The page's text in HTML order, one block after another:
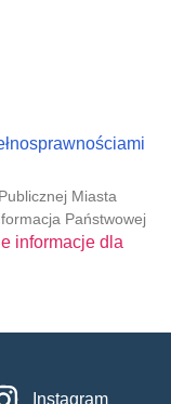
Miasta
Państwowej
informacje dla
Instagram